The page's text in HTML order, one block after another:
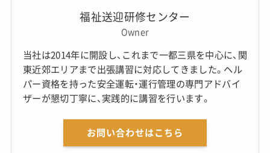
福祉送迎研修センター
Owner
当社は2014年に開設し、これまで一都三県を中心に、関
東近郊エリアまで出張講習に対応してきました。ヘル
パー資格を持った安全運転・運行管理の専門アドバイ
ザーが懇切丁寧に、実践的に講習を行います。
お問い合わせはこちら